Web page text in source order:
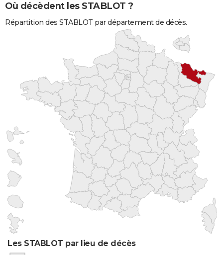
Où décèdent les STABLOT ?
Répartition des STABLOT par département de décès.
Les STABLOT par lieu de décès